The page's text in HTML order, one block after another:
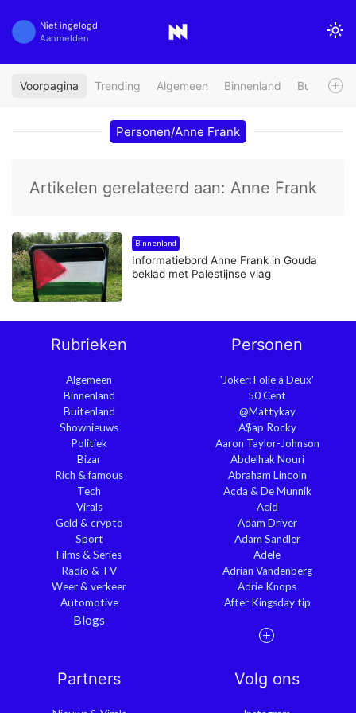
Niet ingelogd
Aanmelden
Voorpagina Trending Algemeen Binnenland Buitenland
Personen/Anne Frank
Artikelen gerelateerd aan: Anne Frank
Binnenland
Informatiebord Anne Frank in Gouda
beklad met Palestijnse vlag
Rubrieken
Algemeen
Binnenland
Buitenland
Shownieuws
Politiek
Bizar
Rich & famous
Tech
Virals
Geld & crypto
Sport
Films & Series
Radio & TV
Weer & verkeer
Automotive
Blogs
Personen
'Joker: Folie à Deux'
50 Cent
@Mattykay
A$ap Rocky
Aaron Taylor-Johnson
Abdelhak Nouri
Abraham Lincoln
Acda & De Munnik
Acid
Adam Driver
Adam Sandler
Adele
Adrian Vandenberg
Adrie Knops
After Kingsday tip
Partners Volg ons